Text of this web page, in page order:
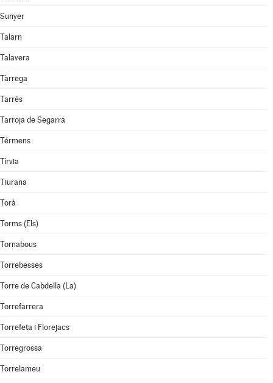
Sunyer
Talarn
Talavera
Tàrrega
Tarrés
Tarroja de Segarra
Térmens
Tírvia
Tiurana
Torà
Torms (Els)
Tornabous
Torrebesses
Torre de Cabdella (La)
Torrefarrera
Torrefeta i Florejacs
Torregrossa
Torrelameu